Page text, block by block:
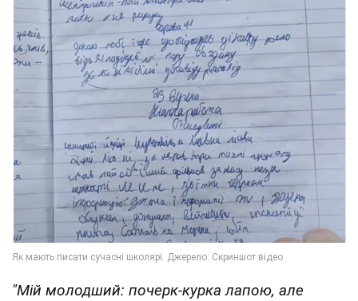
"Мій молодший: почерк-курка лапою, але